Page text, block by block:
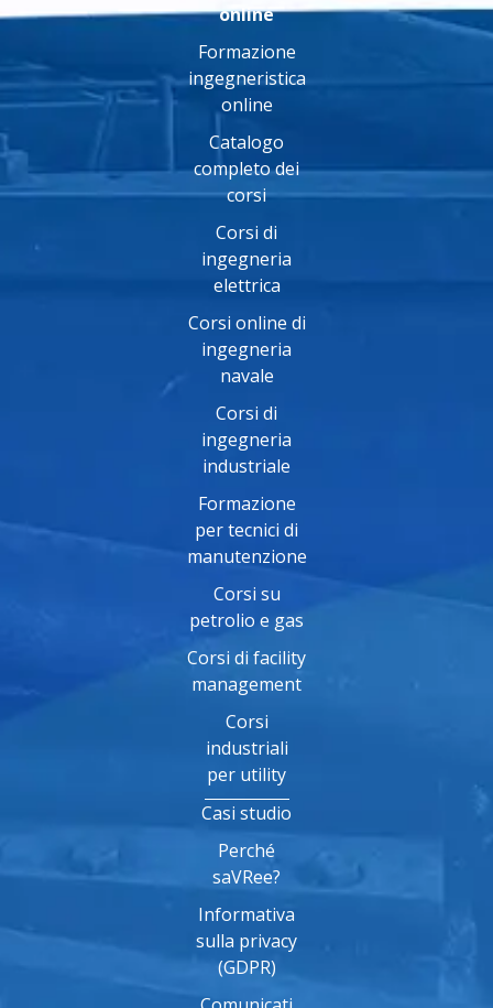
online
Formazione
ingegneristica
online
Catalogo
completo dei
corsi
Corsi di
ingegneria
elettrica
Corsi online di
ingegneria
navale
Corsi di
ingegneria
industriale
Formazione
per tecnici di
manutenzione
Corsi su
petrolio e gas
Corsi di facility
management
Corsi
industriali
per utility
Casi studio
Perché
saVRee?
Informativa
sulla privacy
(GDPR)